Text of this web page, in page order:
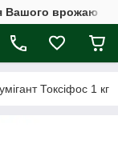
Вашого врожаю
Токсіфос 1 кг